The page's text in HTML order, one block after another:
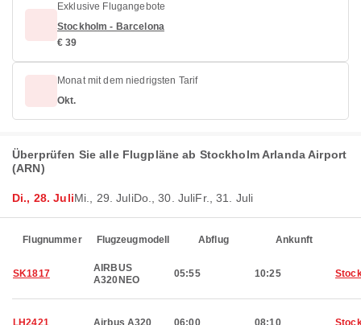
Exklusive Flugangebote
Stockholm - Barcelona
€ 39
Monat mit dem niedrigsten Tarif
Okt.
Überprüfen Sie alle Flugpläne ab Stockholm Arlanda Airport
(ARN)
Di., 28. JuliMi., 29. JuliDo., 30. JuliFr., 31. Juli
Flugnummer Flugzeugmodell Abflug Ankunft
SK1817
AIRBUS
A320NEO
05:55 10:25
LH2421 Airbus A320 06:00 08:10